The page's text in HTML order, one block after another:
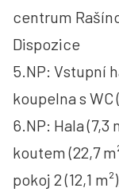
centrum
Dispozice
5.NP: Vstupní
koupelna s WC
6.NP: Hala (7,3
koutem (22,7
pokoj 2 (12,1